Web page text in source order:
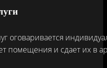
оговаривается
помещения и сдает их в